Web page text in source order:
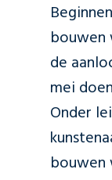
bouwen
de
mei
Onder
bouwen